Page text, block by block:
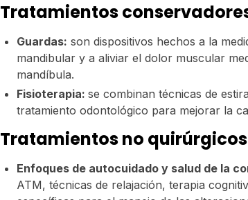
Tratamientos
Guardas: son dispositivos hechos a la
mandibular y a aliviar el dolor muscular
mandíbula.
Fisioterapia:se combinan técnicas de
tratamiento odontológico para mejorar la
Tratamientos no
Enfoques de autocuidado y salud de la
ATM, técnicas de relajación, terapia